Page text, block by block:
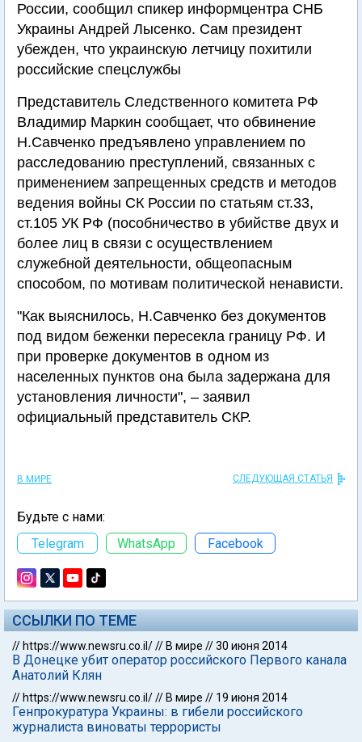
России, сообщил спикер информцентра СНБ
Украины Андрей Лысенко. Сам президент
убежден, что украинскую летчицу похитили
российские спецслужбы
Представитель Следственного комитета РФ
Владимир Маркин сообщает, что обвинение
Н.Савченко предъявлено управлением по
расследованию преступлений, связанных с
применением запрещенных средств и методов
ведения войны СК России по статьям ст.33,
ст.105 УК РФ (пособничество в убийстве двух и
более лиц в связи с осуществлением
служебной деятельности, общеопасным
способом, по мотивам политической ненависти.
"Как выяснилось, Н.Савченко без документов
под видом беженки пересекла границу РФ. И
при проверке документов в одном из
населенных пунктов она была задержана для
установления личности", – заявил
официальный представитель СКР.
В МИРЕ СЛЕДУЮЩАЯ СТАТЬЯ
Будьте с нами:
Telegram
WhatsApp Facebook
ССЫЛКИ ПО ТЕМЕ
// https://www.newsru.co.il/// В мире //30 июня 2014
В Донецке убит оператор российского Первого канала
Анатолий Клян
// https://www.newsru.co.il/// В мире // 19 июня 2014
Генпрокуратура Украины: в гибели российского
журналиста виноваты террористы